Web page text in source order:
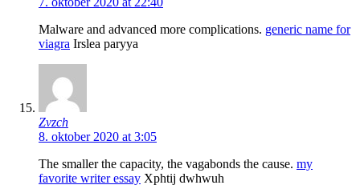
Malware and advanced more complications. generic name for
viagra Irslea paryya
Zvzch
8. oktober 2020 at 3:05
The smaller the capacity, the vagabonds the cause. my
favorite writer essay Xphtij dwhwuh